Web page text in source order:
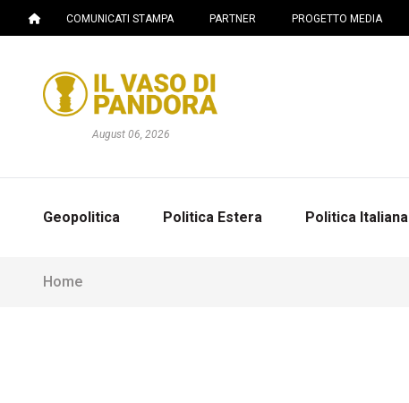
COMUNICATI STAMPA PARTNER PROGETTO MEDIA
August 06, 2026
Geopolitica Politica Estera Politica Italiana
Home